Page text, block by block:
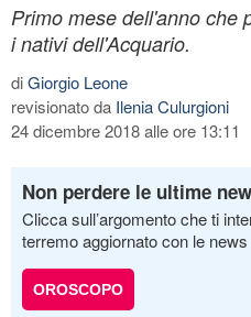
Primo mese dell'anno che
i nativi dell'Acquario.
diGiorgio Leone
revisionato da Ilenia Culurgioni
24 dicembre 2018 alle ore 13:11
Non perdere le ultime
Clicca sull’argomento che ti
terremo aggiornato con le
OROSCOPO